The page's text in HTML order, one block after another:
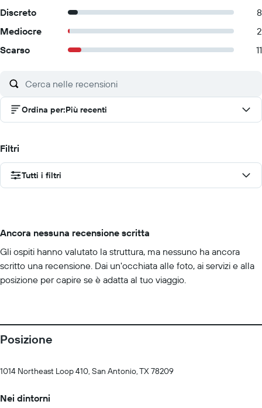
Discreto
8
Mediocre
2
Scarso
11
Ordina per:Più recenti
Filtri
Tutti i filtri
Ancora nessuna recensione scritta
Gli ospiti hanno valutato la struttura, ma nessuno ha ancora
scritto una recensione. Dai un'occhiata alle foto, ai servizi e alla
posizione per capire se è adatta al tuo viaggio.
Posizione
1014 Northeast Loop 410, San Antonio, TX 78209
Nei dintorni